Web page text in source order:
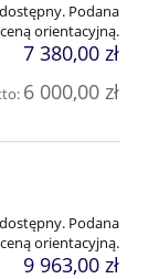
Podana
orientacyjną.
7 380,00 zł
6 000,00 zł
Podana
orientacyjną.
9 963,00 zł